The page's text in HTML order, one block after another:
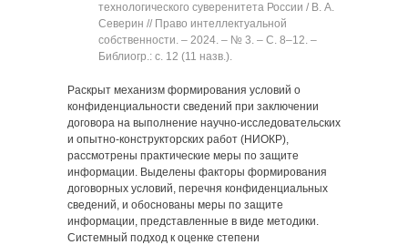
технологического суверенитета России / В. А.
Северин // Право интеллектуальной
собственности. ‒ 2024. ‒ № 3. ‒ C. 8‒12. ‒
Библиогр.: с. 12 (11 назв.).
Раскрыт механизм формирования условий о
конфиденциальности сведений при заключении
договора на выполнение научно-исследовательских
и опытно-конструкторских работ (НИОКР),
рассмотрены практические меры по защите
информации. Выделены факторы формирования
договорных условий, перечня конфиденциальных
сведений, и обоснованы меры по защите
информации, представленные в виде методики.
Системный подход к оценке степени